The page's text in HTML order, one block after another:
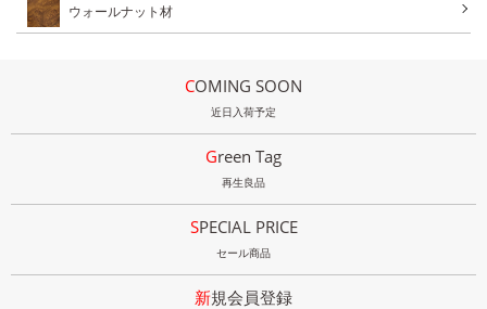
ウォールナット材
COMING SOON
近日入荷予定
Green Tag
再生良品
SPECIAL PRICE
セール商品
新規会員登録